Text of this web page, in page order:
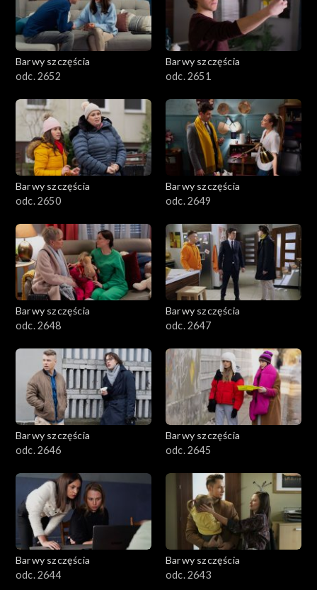
Barwy szczęścia
odc. 2652
Barwy szczęścia
odc. 2651
Barwy szczęścia
odc. 2650
Barwy szczęścia
odc. 2649
Barwy szczęścia
odc. 2648
Barwy szczęścia
odc. 2647
Barwy szczęścia
odc. 2646
Barwy szczęścia
odc. 2645
Barwy szczęścia
odc. 2644
Barwy szczęścia
odc. 2643